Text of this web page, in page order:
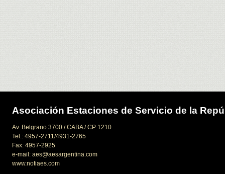
Asociación Estaciones de Servicio de la
Av. Belgrano 3700 / CABA / CP 1210
Tel.: 4957-2711/4931-2765
Fax: 4957-2925
e-mail: aes@aesargentina.com
www.notiaes.com